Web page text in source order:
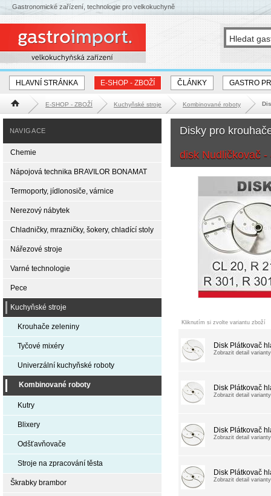
HLAVNÍ STRÁNKA E-SHOP - ZBOŽÍ ČLÁNKY GASTRO
Hlavní stránka E-SHOP - ZBOŽÍ Kuchyňské stroje Kombinované roboty
Disky pro
disk Nudličkovač -
Kliknutím si zvolte variantu zboží
Disk Plátkovač
Zobrazit detail varianty
Disk Plátkovač
Zobrazit detail varianty
Disk Plátkovač
Zobrazit detail varianty
Disk Plátkovač
Zobrazit detail varianty
NAVIGACE
Chemie
Nápojová technika BRAVILOR BONAMAT
Termoporty, jídlonosiče, várnice
Nerezový nábytek
Chladničky, mrazničky, šokery, chladící stoly
Nářezové stroje
Varné technologie
Pece
Kuchyňské stroje
Krouhače zeleniny
Tyčové mixéry
Univerzální kuchyňské roboty
Kombinované roboty
Kutry
Blixery
Odšťavňovače
Stroje na zpracování těsta
Škrabky brambor
Gastronomické zařízení, technologie pro velkokuchyně